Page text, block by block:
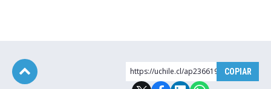
https://uchile.cl/ap236619 COPIAR